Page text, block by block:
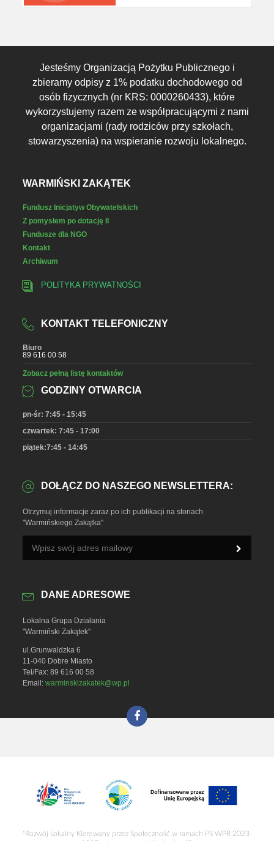
Jesteśmy Organizacją Pożytku Publicznego i
zbieramy odpisy z 1% podatku dochodowego od
osób fizycznych (nr KRS: 0000260433), które
wykorzystujemy razem ze współpracującymi z nami
organizacjami (rady rodziców przy szkołach,
stowarzyszenia) na wspieranie rozwoju lokalnego.
WARMIŃSKI ZAKĄTEK
Fundusz Inicjatyw Obywatelskich
Z pomysłem po dotację II
Fundusze dla NGO
Kontakt
Archiwum
POLITYKA PRYWATNOŚCI
KONTAKT TELEFONICZNY
Biuro
89 616 00 58
Zobacz pełną listę kontaktów
GODZINY OTWARCIA
pn-śr: 7:45 - 15:45
czwartek: 7:45 - 17:00
piątek:7:45 - 14:45
DOŁĄCZ DO NASZEGO NEWSLETTERA:
Otrzymuj informacje zaraz po ich publikacji na stonach
"Warmińskiego Zakątka"
DANE ADRESOWE
Lokalna Grupa Działania
"Warmiński Zakątek"
ul.Grunwaldzka 6
11-040 Dobre Miasto
Tel/Fax: 89 616 00 58
Email:warminskizakatek@wp.pl
"Rozwój Lokalny Kierowany przez Społeczność w ramach PS WPR 2023-